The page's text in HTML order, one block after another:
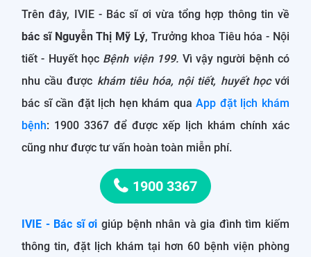
Trên đây, IVIE - Bác sĩ ơi vừa tổng hợp thông tin về
bác sĩ Nguyễn Thị Mỹ Lý, Trưởng khoa Tiêu hóa - Nội
tiết - Huyết học Bệnh viện 199. Vì vậy người bệnh có
nhu cầu được khám tiêu hóa, nội tiết, huyết họcvới
bác sĩ cần đặt lịch hẹn khám quaApp đặt lịch khám
bệnh: 1900 3367 để được xếp lịch khám chính xác
cũng như được tư vấn hoàn toàn miễn phí.
1900 3367
IVIE - Bác sĩ ơi giúp bệnh nhân và gia đình tìm kiếm
thông tin, đặt lịch khám tại hơn 60 bệnh viện phòng